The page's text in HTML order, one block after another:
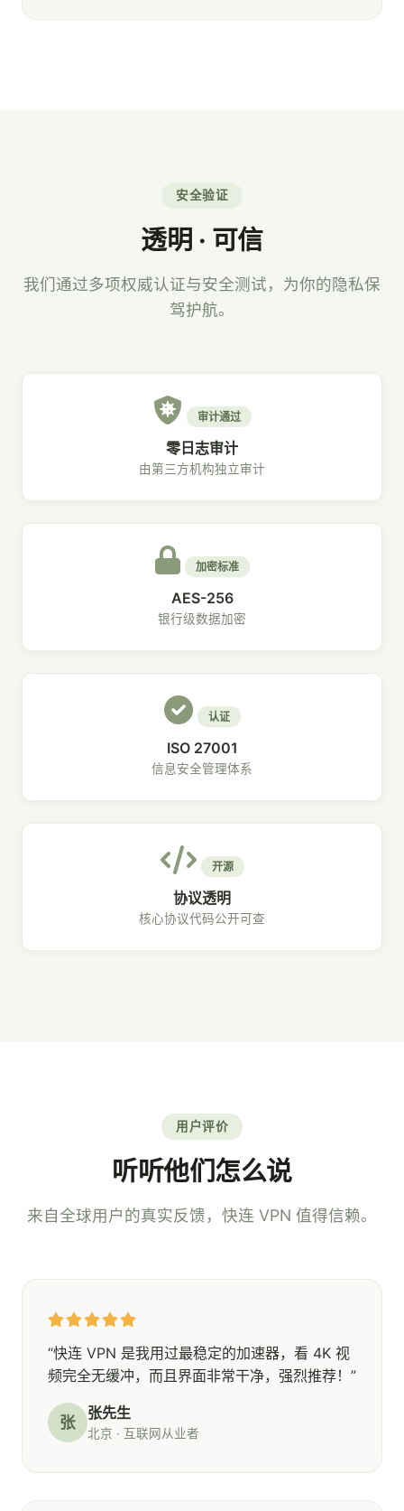
安全验证
透明 · 可信
我们通过多项权威认证与安全测试，为你的隐私保
驾护航。
审计通过
零日志审计
由第三方机构独立审计
加密标准
AES-256
银行级数据加密
认证
ISO 27001
信息安全管理体系
开源
协议透明
核心协议代码公开可查
用户评价
听听他们怎么说
来自全球用户的真实反馈，快连 VPN 值得信赖。
“快连 VPN 是我用过最稳定的加速器，看 4K 视
频完全无缓冲，而且界面非常干净，强烈推荐！”
张 张先生
北京 · 互联网从业者